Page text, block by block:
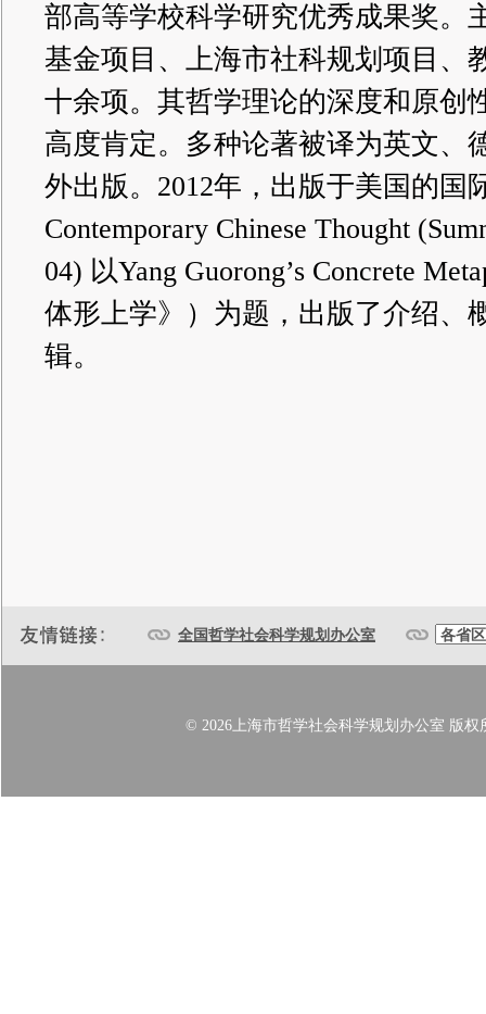
部高等学校科学研究优秀成果奖。
基金项目、上海市社科规划项目、
十余项。 其哲学理论的深度和原创
高度肯定。多种论著被译为英文、
外出版。2012年，出版于美国的国
Contemporary Chinese Thought
04) 以Yang Guorong’s Concrete
体形上学》）为题，出版了介绍、
辑。
全国哲学社会科学规划办公室
© 2026上海市哲学社会科学规划办公室 版权